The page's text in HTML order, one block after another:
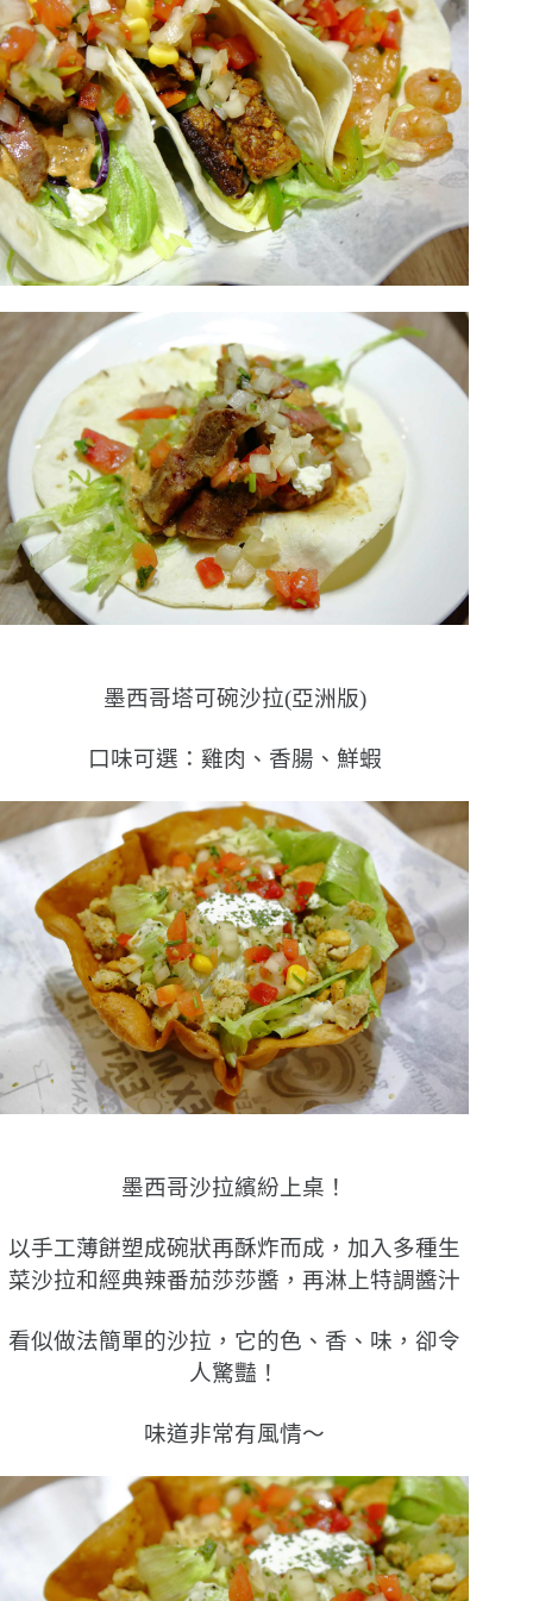
墨西哥塔可碗沙拉(亞洲版)
口味可選：雞肉、香腸、鮮蝦
墨西哥沙拉繽紛上桌！
以手工薄餅塑成碗狀再酥炸而成，加入多種生
菜沙拉和經典辣番茄莎莎醬，再淋上特調醬汁
看似做法簡單的沙拉，它的色、香、味，卻令
人驚豔！
味道非常有風情〜